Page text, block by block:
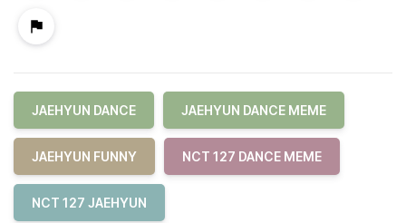
JAEHYUN DANCE JAEHYUN DANCE MEME
JAEHYUN FUNNY NCT 127 DANCE MEME
NCT 127 JAEHYUN